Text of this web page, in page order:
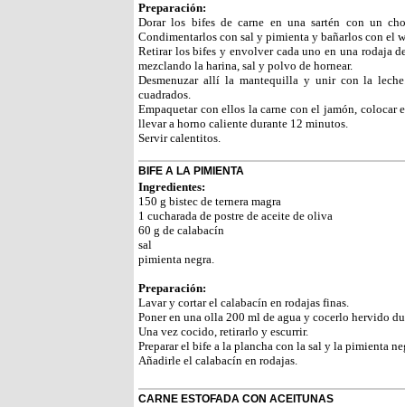
Preparación:
Dorar los bifes de carne en una sartén con un
Condimentarlos con sal y pimienta y bañarlos con el
Retirar los bifes y envolver cada uno en una rodaja
mezclando la harina, sal y polvo de hornear.
Desmenuzar allí la mantequilla y unir con la
cuadrados.
Empaquetar con ellos la carne con el jamón, colocar
llevar a horno caliente durante 12 minutos.
Servir calentitos.
BIFE A LA PIMIENTA
Ingredientes:
150 g bistec de ternera magra
1 cucharada de postre de aceite de oliva
60 g de calabacín
sal
pimienta negra.
Preparación:
Lavar y cortar el calabacín en rodajas finas.
Poner en una olla 200 ml de agua y cocerlo hervido
Una vez cocido, retirarlo y escurrir.
Preparar el bife a la plancha con la sal y la pimienta
Añadirle el calabacín en rodajas.
CARNE ESTOFADA CON ACEITUNAS